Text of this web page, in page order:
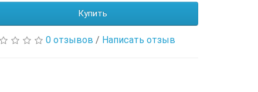
Купить
0 отзывов / Написать отзыв